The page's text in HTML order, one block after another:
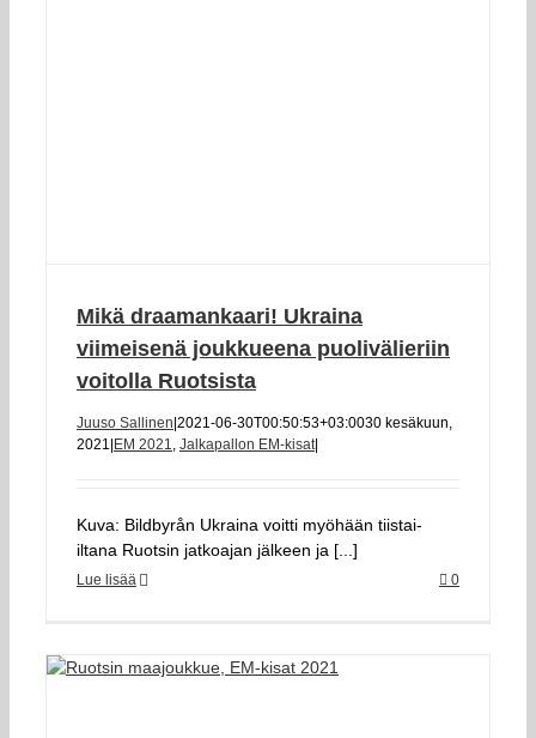
Mikä draamankaari! Ukraina
viimeisenä joukkueena puolivälieriin
voitolla Ruotsista
Juuso Sallinen 2021-06-30T00:50:53+03:0030 kesäkuun,
2021 EM 2021, Jalkapallon EM-kisat|
Kuva: Bildbyrån Ukraina voitti myöhään tiistai-
iltana Ruotsin jatkoajan jälkeen ja [...]
Lue lisää 0